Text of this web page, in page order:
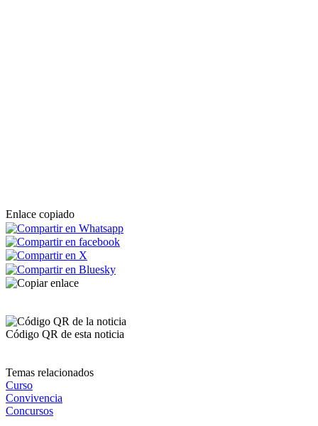
Enlace copiado
Código QR de esta noticia
Temas relacionados
Curso
Convivencia
Concursos